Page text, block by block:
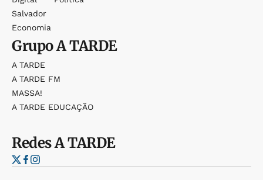
Salvador
Economia
GrupoA TARDE
A TARDE
A TARDE FM
MASSA!
A TARDE EDUCAÇÃO
RedesA TARDE